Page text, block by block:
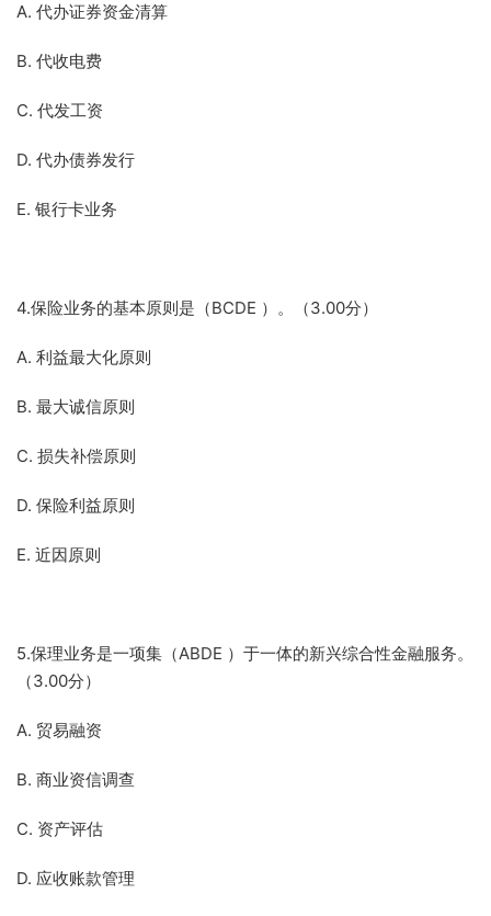
A. 代办证券资金清算
B. 代收电费
C. 代发工资
D. 代办债券发行
E. 银行卡业务
4.保险业务的基本原则是（BCDE ）。（3.00分）
A. 利益最大化原则
B. 最大诚信原则
C. 损失补偿原则
D. 保险利益原则
E. 近因原则
5.保理业务是一项集（ABDE ）于一体的新兴综合性金融服务。
（3.00分）
A. 贸易融资
B. 商业资信调查
C. 资产评估
D. 应收账款管理